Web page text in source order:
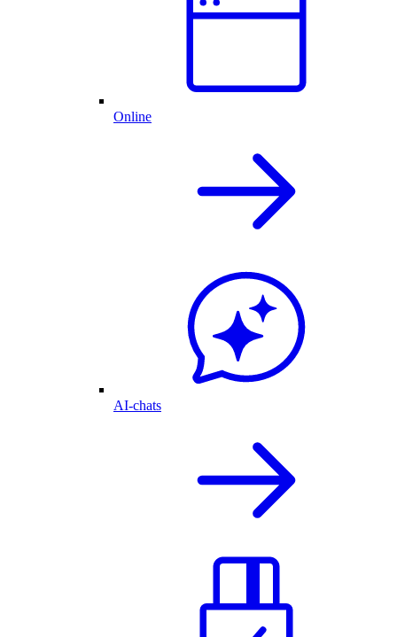
Online
AI-chats